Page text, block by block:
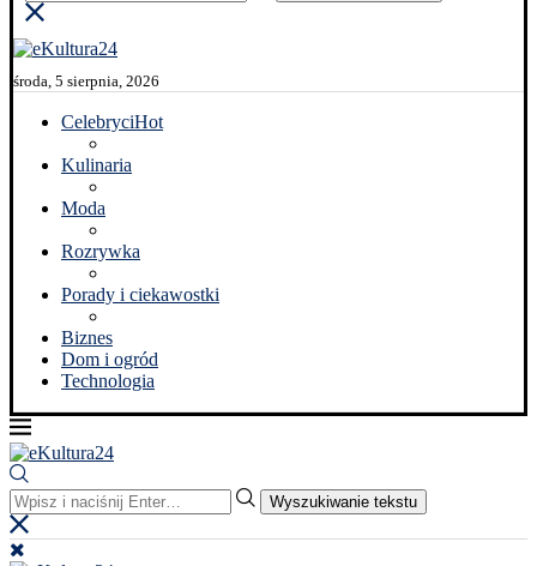
środa, 5 sierpnia, 2026
CelebryciHot
Kulinaria
Moda
Rozrywka
Porady i ciekawostki
Biznes
Dom i ogród
Technologia
Wyszukiwanie tekstu